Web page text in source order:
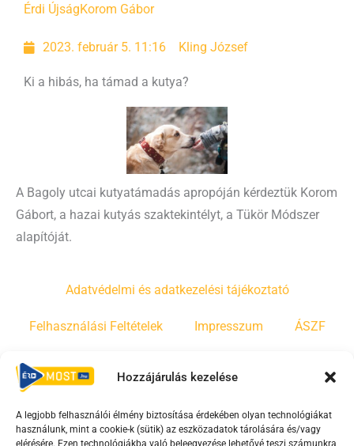
Hozzájárulás kezelése
A legjobb felhasználói élmény biztosítása érdekében olyan technológiákat
használunk, mint a cookie-k (sütik) az eszközadatok tárolására és/vagy
elérésére. Ezen technológiákba való beleegyezése lehetővé teszi számunkra,
Érdi ÚjságKorom Gábor
2023. február 5. 11:16 Kling József
Ki a hibás, ha támad a kutya?
A Bagoly utcai kutyatámadás apropóján kérdeztük Korom
Gábort, a hazai kutyás szaktekintélyt, a Tükör Módszer
alapítóját.
Adatvédelmi és adatkezelési tájékoztató
Felhasználási Feltételek Impresszum ÁSZF
Irányelvek
F
Y
T